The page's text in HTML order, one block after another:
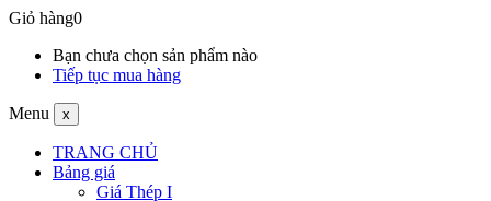
Giỏ hàng0
Bạn chưa chọn sản phẩm nào
Tiếp tục mua hàng
Menu x
TRANG CHỦ
Bảng giá
Giá Thép I